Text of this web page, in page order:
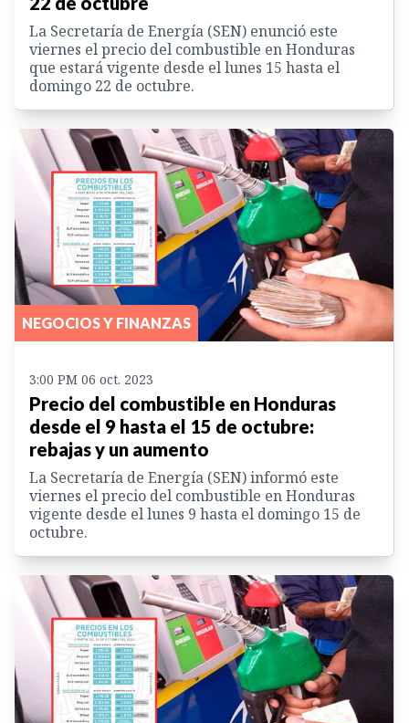
La Secretaría de Energía (SEN) enunció este
viernes el precio del combustible en Honduras
que estará vigente desde el lunes 15 hasta el
domingo 22 de octubre.
NEGOCIOS Y FINANZAS
3:00 PM 06 oct. 2023
Precio del combustible en Honduras
desde el 9 hasta el 15 de octubre:
rebajas y un aumento
La Secretaría de Energía (SEN) informó este
viernes el precio del combustible en Honduras
vigente desde el lunes 9 hasta el domingo 15 de
octubre.